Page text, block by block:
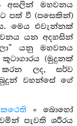
අසලින් මහවනය
පත් වී (පසෙකින්)
මෙය එවැන්නක්
යන අදහසින්
යනු මහවනය
(මුදුනක්
ලද, සර්ව
බුදුන් වහන්සේ ගේ
= බොහෝ
පැවති ශරීරය